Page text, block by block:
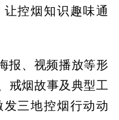
控烟知识趣味通
报、视频播放等形
戒烟故事及典型工
三地控烟行动动